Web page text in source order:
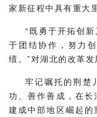
家新征程中具有重大
“既勇于开拓创
于团结协作，努力
绩。”对湖北的改革发
牢记嘱托的荆楚
功、善作善成，在
建成中部地区崛起